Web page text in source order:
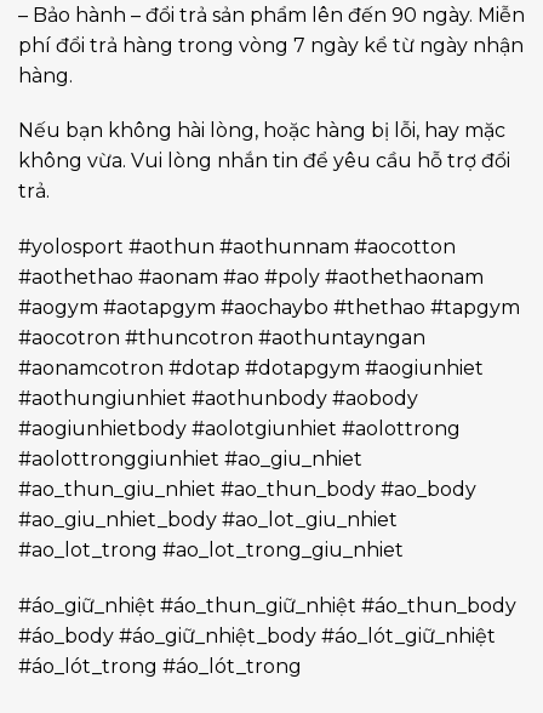
– Bảo hành – đổi trả sản phẩm lên đến 90 ngày. Miễn
phí đổi trả hàng trong vòng 7 ngày kể từ ngày nhận
hàng.
Nếu bạn không hài lòng, hoặc hàng bị lỗi, hay mặc
không vừa. Vui lòng nhắn tin để yêu cầu hỗ trợ đổi
trả.
#yolosport #aothun #aothunnam #aocotton
#aothethao #aonam #ao #poly #aothethaonam
#aogym #aotapgym #aochaybo #thethao #tapgym
#aocotron #thuncotron #aothuntayngan
#aonamcotron #dotap #dotapgym #aogiunhiet
#aothungiunhiet #aothunbody #aobody
#aogiunhietbody #aolotgiunhiet #aolottrong
#aolottronggiunhiet #ao_giu_nhiet
#ao_thun_giu_nhiet #ao_thun_body #ao_body
#ao_giu_nhiet_body #ao_lot_giu_nhiet
#ao_lot_trong #ao_lot_trong_giu_nhiet
#áo_giữ_nhiệt #áo_thun_giữ_nhiệt #áo_thun_body
#áo_body #áo_giữ_nhiệt_body #áo_lót_giữ_nhiệt
#áo_lót_trong #áo_lót_trong